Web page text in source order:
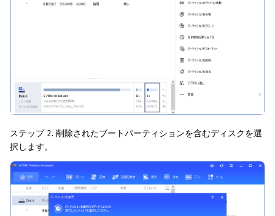
ステップ 2. 削除されたブートパーティションを含むディスクを選
択します。